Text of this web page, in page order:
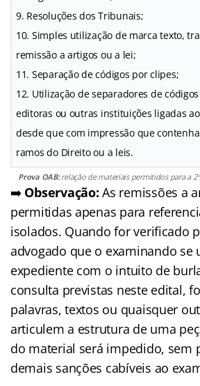
9. Resoluções dos Tribunais;
10. Simples utilização de marca texto,
remissão a artigos ou a lei;
11. Separação de códigos por clipes;
12. Utilização de separadores de
editoras ou outras instituições ligadas
desde que com impressão que
ramos do Direito ou a leis.
Prova OAB:relação de materiais permitidos para a
➡️ Observação: As remissões a
permitidas apenas para
isolados. Quando for verificado
advogado que o examinando se
expediente com o intuito de
consulta previstas neste edital,
palavras, textos ou quaisquer
articulem a estrutura de uma
do material será impedido, sem
demais sanções cabíveis ao